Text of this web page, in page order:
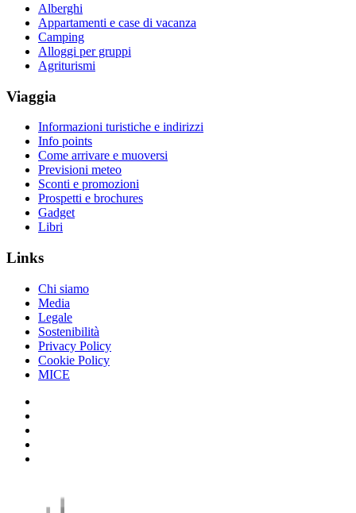
Alberghi
Appartamenti e case di vacanza
Camping
Alloggi per gruppi
Agriturismi
Viaggia
Informazioni turistiche e indirizzi
Info points
Come arrivare e muoversi
Previsioni meteo
Sconti e promozioni
Prospetti e brochures
Gadget
Libri
Links
Chi siamo
Media
Legale
Sostenibilità
Privacy Policy
Cookie Policy
MICE